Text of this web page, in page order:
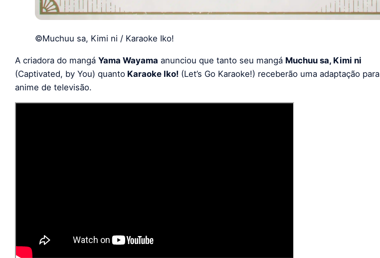
©Muchuu sa, Kimi ni / Karaoke Iko!
A criadora do mangá Yama Wayama anunciou que tanto seu mangá Muchuu sa, Kimi ni
(Captivated, by You) quanto Karaoke Iko! (Let’s Go Karaoke!) receberão uma adaptação para
anime de televisão.